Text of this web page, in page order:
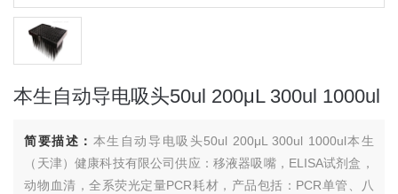
本生自动导电吸头50ul 200μL 300ul 1000ul
简要描述： 本生自动导电吸头50ul 200μL 300ul 1000ul本生
（天津）健康科技有限公司供应：移液器吸嘴，ELISA试剂盒，
动物血清，全系荧光定量PCR耗材，产品包括：PCR单管、八